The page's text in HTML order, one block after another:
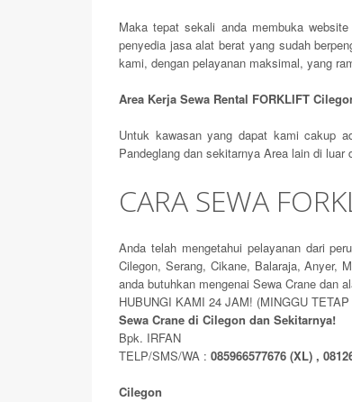
Maka tepat sekali anda membuka
penyedia jasa alat berat yang sudah
kami, dengan pelayanan maksimal, yang
Area Kerja Sewa Rental FORKLIFT
Untuk kawasan yang dapat kami cakup
Pandeglang dan sekitarnya Area lain di
CARA SEWA
Anda telah mengetahui pelayanan dari
Cilegon, Serang, Cikane, Balaraja, Anyer,
anda butuhkan mengenai Sewa Crane dan
HUBUNGI KAMI 24 JAM! (MINGGU
Sewa Crane di Cilegon dan Sekitarnya!
Bpk. IRFAN
TELP/SMS/WA : 085966577676 (XL) ,
Cilegon